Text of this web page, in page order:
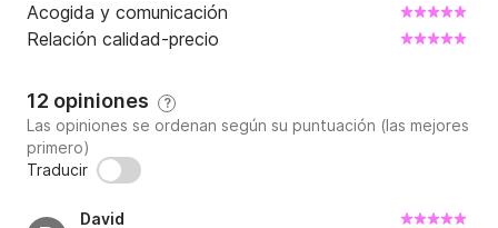
Acogida y comunicación
Relación calidad-precio
12 opiniones ?
Las opiniones se ordenan según su puntuación (las mejores
primero)
Traducir
David